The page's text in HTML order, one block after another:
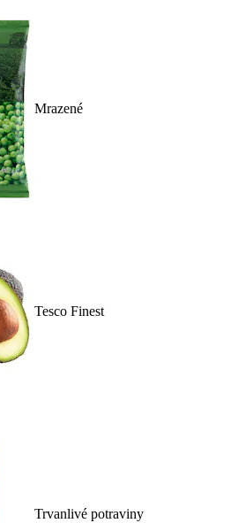
Mrazené
Tesco Finest
Trvanlivé potraviny